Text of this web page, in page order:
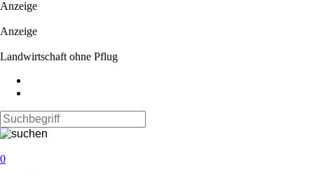
Anzeige
Anzeige
Landwirtschaft ohne Pflug
0